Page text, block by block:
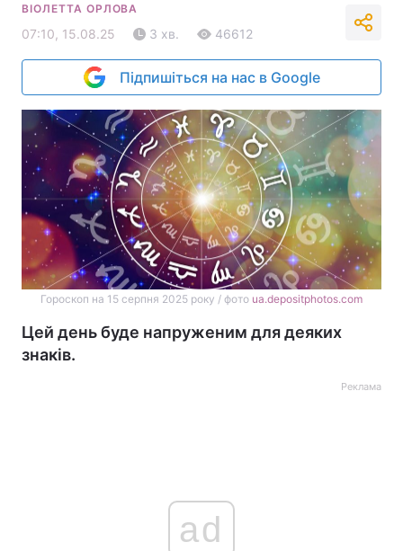
ВІОЛЕТТА ОРЛОВА
07:10, 15.08.25 3 хв. 46612
Підпишіться на нас в Google
Гороскоп на 15 серпня 2025 року / фото ua.depositphotos.com
Цей день буде напруженим для деяких
знаків.
Реклама
ad